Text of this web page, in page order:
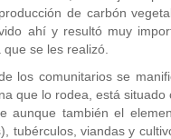
de carbón
ahí y resultó muy
se les realizó.
los comunitarios se
que lo rodea, está
aunque también el
tubérculos, viandas y